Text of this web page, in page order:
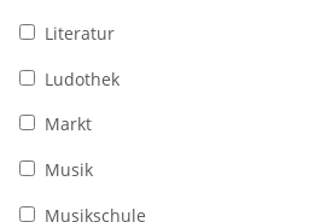
Literatur
Ludothek
Markt
Musik
Musikschule